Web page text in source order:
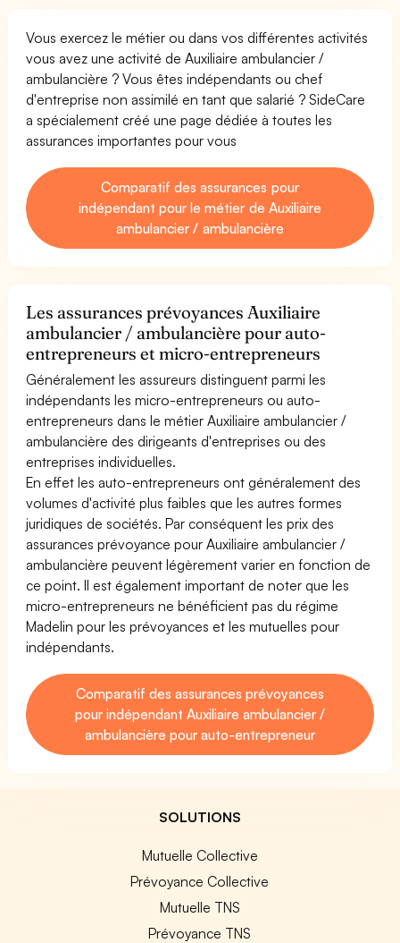
Vous exercez le métier ou dans vos différentes activités
vous avez une activité de Auxiliaire ambulancier /
ambulancière ? Vous êtes indépendants ou chef
d'entreprise non assimilé en tant que salarié ? SideCare
a spécialement créé une page dédiée à toutes les
assurances importantes pour vous
Comparatif des assurances pour
indépendant pour le métier de Auxiliaire
ambulancier / ambulancière
Les assurances prévoyances Auxiliaire
ambulancier / ambulancière pour auto-
entrepreneurs et micro-entrepreneurs
Généralement les assureurs distinguent parmi les
indépendants les micro-entrepreneurs ou auto-
entrepreneurs dans le métier Auxiliaire ambulancier /
ambulancière des dirigeants d'entreprises ou des
entreprises individuelles.
En effet les auto-entrepreneurs ont généralement des
volumes d'activité plus faibles que les autres formes
juridiques de sociétés. Par conséquent les prix des
assurances prévoyance pour Auxiliaire ambulancier /
ambulancière peuvent légèrement varier en fonction de
ce point. Il est également important de noter que les
micro-entrepreneurs ne bénéficient pas du régime
Madelin pour les prévoyances et les mutuelles pour
indépendants.
Comparatif des assurances prévoyances
pour indépendant Auxiliaire ambulancier /
ambulancière pour auto-entrepreneur
SOLUTIONS
Mutuelle Collective
Prévoyance Collective
Mutuelle TNS
Prévoyance TNS